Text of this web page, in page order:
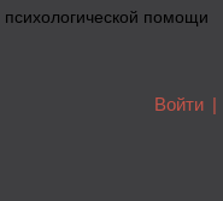
психологической помощи
Войти